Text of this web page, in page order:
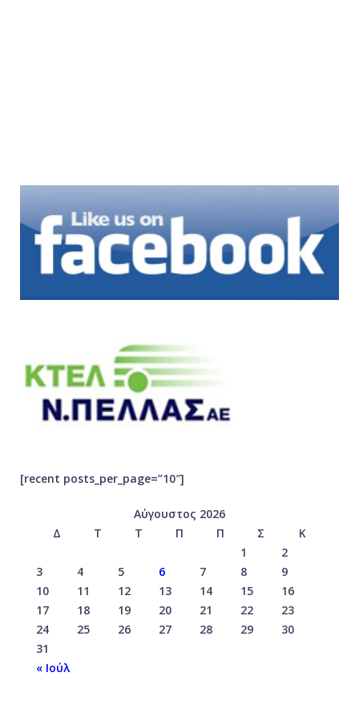
[recent posts_per_page=”10″]
Αύγουστος 2026
Δ
Τ Τ Π Π Σ
Κ
1
2
3
4 5 6 7 8
9
10
11 12 13 14 15
16
17
18 19 20 21 22
23
24
25 26 27 28 29
30
31
« Ιούλ